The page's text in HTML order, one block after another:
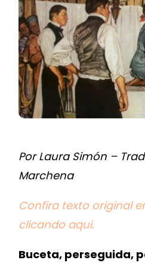
Por Laura Simón –
Marchena
Confira texto original
clicando aqui.
Buceta, perseguida,